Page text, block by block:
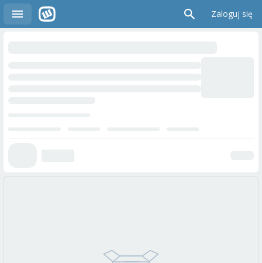
Zaloguj się